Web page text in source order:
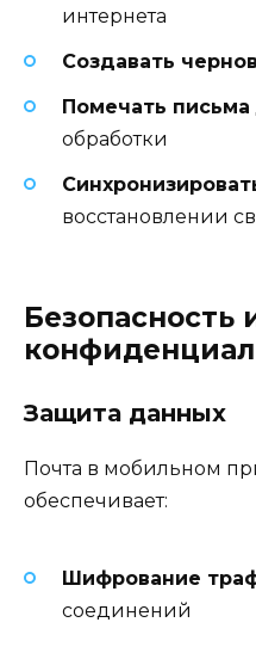
интернета
Создавать
Помечать письма
обработки
восстановлении
Безопасность
Защита данных
Почта в мобильном
обеспечивает:
Шифрование
соединений